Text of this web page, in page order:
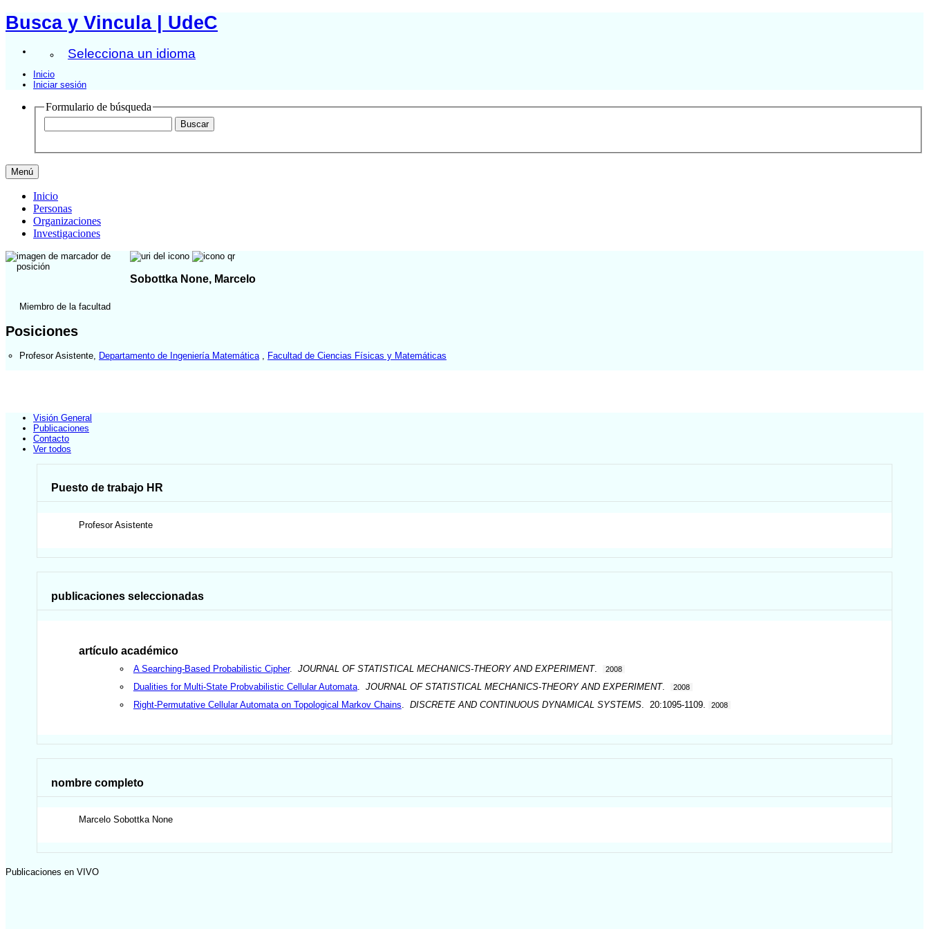
Busca y Vincula | UdeC
Selecciona un idioma
Inicio
Iniciar sesión
Formulario de búsqueda
Menú
Inicio
Personas
Organizaciones
Investigaciones
Sobottka None, Marcelo
Miembro de la facultad
Posiciones
Profesor Asistente Departamento de Ingeniería Matemática Facultad de Ciencias Físicas y Matemáticas
Visión General
Publicaciones
Contacto
Ver todos
Puesto de trabajo HR
Profesor Asistente
publicaciones seleccionadas
artículo académico
A Searching-Based Probabilistic Cipher. JOURNAL OF STATISTICAL MECHANICS-THEORY AND EXPERIMENT. 2008
Dualities for Multi-State Probvabilistic Cellular Automata. JOURNAL OF STATISTICAL MECHANICS-THEORY AND EXPERIMENT. 2008
Right-Permutative Cellular Automata on Topological Markov Chains DISCRETE AND CONTINUOUS DYNAMICAL SYSTEMS. 20:1095-1109. 2008
nombre completo
Marcelo Sobottka None
Publicaciones en VIVO